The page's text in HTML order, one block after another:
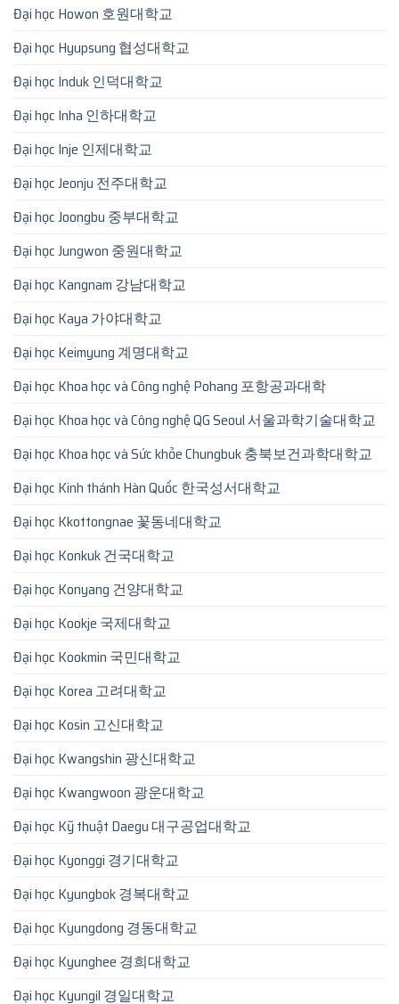
Đại học Howon 호원대학교
Đại học Hyupsung 협성대학교
Đại học Induk 인덕대학교
Đại học Inha 인하대학교
Đại học Inje 인제대학교
Đại học Jeonju 전주대학교
Đại học Joongbu 중부대학교
Đại học Jungwon 중원대학교
Đại học Kangnam 강남대학교
Đại học Kaya 가야대학교
Đại học Keimyung 계명대학교
Đại học Khoa học và Công nghệ Pohang 포항공과대학
Đại học Khoa học và Công nghệ QG Seoul 서울과학기술대학교
Đại học Khoa học và Sức khỏe Chungbuk 충북보건과학대학교
Đại học Kinh thánh Hàn Quốc 한국성서대학교
Đại học Kkottongnae 꽃동네대학교
Đại học Konkuk 건국대학교
Đại học Konyang 건양대학교
Đại học Kookje 국제대학교
Đại học Kookmin 국민대학교
Đại học Korea 고려대학교
Đại học Kosin 고신대학교
Đại học Kwangshin 광신대학교
Đại học Kwangwoon 광운대학교
Đại học Kỹ thuật Daegu 대구공업대학교
Đại học Kyonggi 경기대학교
Đại học Kyungbok 경복대학교
Đại học Kyungdong 경동대학교
Đại học Kyunghee 경희대학교
Đại học Kyungil 경일대학교